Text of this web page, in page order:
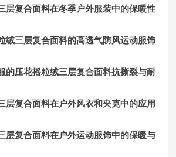
层复合面料在冬季户外服装中的保暖性
绒三层复合面料的高透气防风运动服饰
的压花摇粒绒三层复合面料抗撕裂与耐
层复合面料在户外风衣和夹克中的应用
层复合面料在户外运动服饰中的保暖与